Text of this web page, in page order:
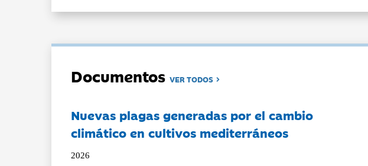
DocumentosVER TODOS
Nuevas plagas generadas por el cambio
climático en cultivos mediterráneos
2026